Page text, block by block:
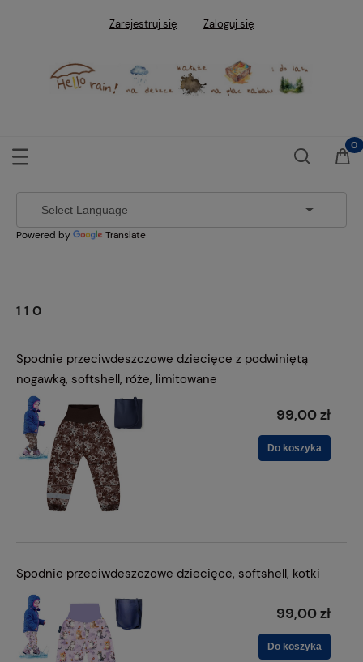
Zarejestruj się Zaloguj się
Powered by Translate
110
Spodnie przeciwdeszczowe dziecięce z podwiniętą
nogawką, softshell, róże, limitowane
99,00 zł
Do koszyka
Spodnie przeciwdeszczowe dziecięce, softshell, kotki
99,00 zł
Do koszyka